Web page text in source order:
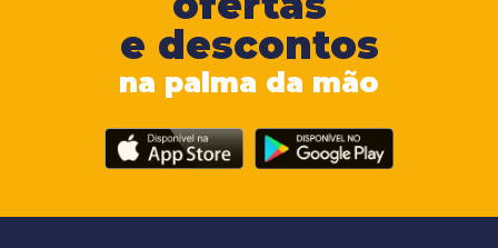
e descontos
na palma da mão